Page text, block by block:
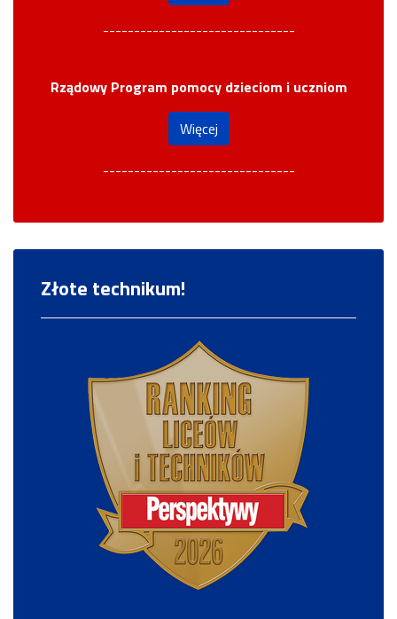
-------------------------------
Rządowy Program pomocy dzieciom i uczniom
Więcej
-------------------------------
Złote technikum!